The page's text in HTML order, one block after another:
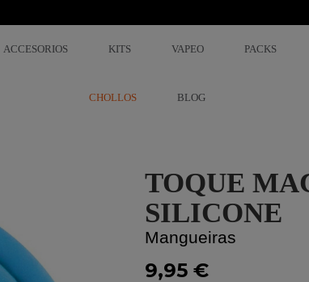
ACCESORIOS KITS VAPEO PACKS
CHOLLOS BLOG
TOQUE
SILICONE
Mangueiras
9,95 €